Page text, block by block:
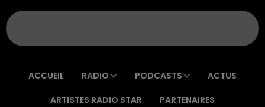
ACCUEIL RADIO PODCASTS ACTUS
ARTISTES RADIO STAR PARTENAIRES